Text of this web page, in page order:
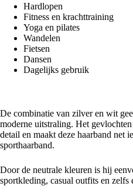
Hardlopen
Fitness en krachttraining
Yoga en pilates
Wandelen
Fietsen
Dansen
Dagelijks gebruik
De combinatie van zilver en wit
moderne uitstraling. Het
detail en maakt deze haarband net
sporthaarband.
Door de neutrale kleuren is hij
sportkleding, casual outfits en zelfs